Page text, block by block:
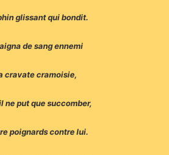
glissant qui bondit.
de sang ennemi
cravate cramoisie,
ne put que succomber,
poignards contre lui.